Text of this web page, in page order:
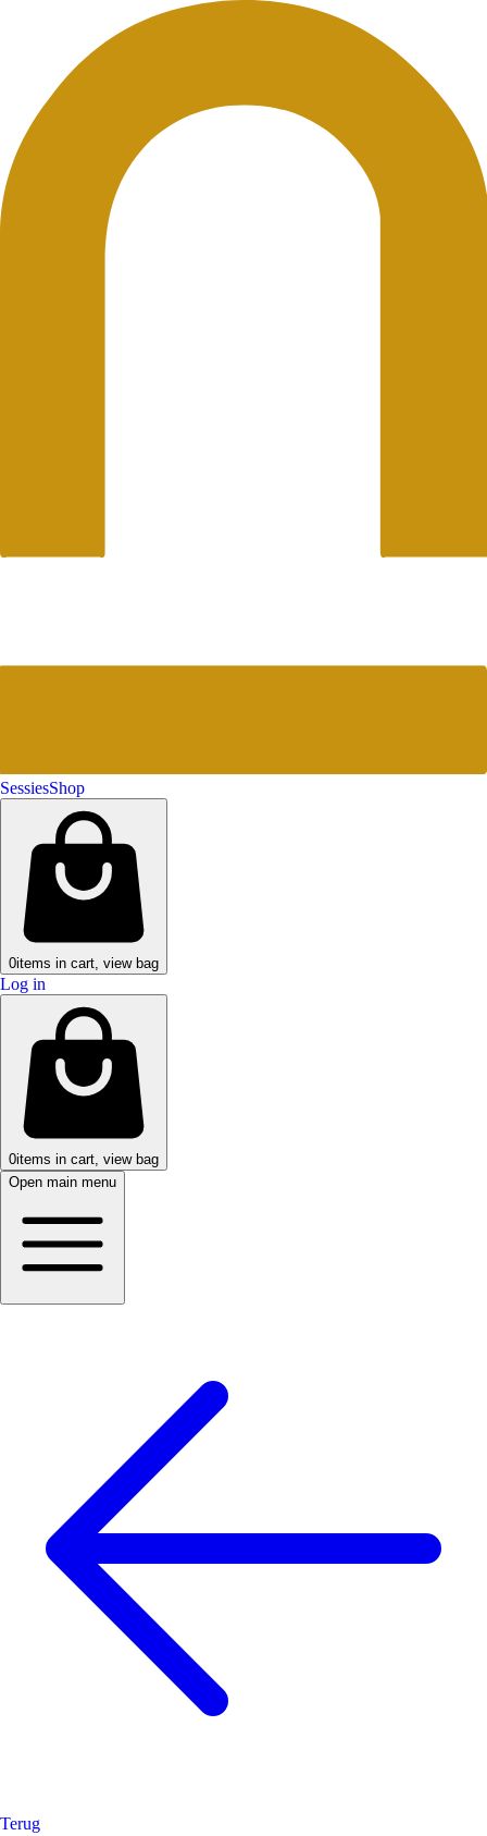
SessiesShop
0items in cart, view bag
Log in
0items in cart, view bag
Open main menu
Terug